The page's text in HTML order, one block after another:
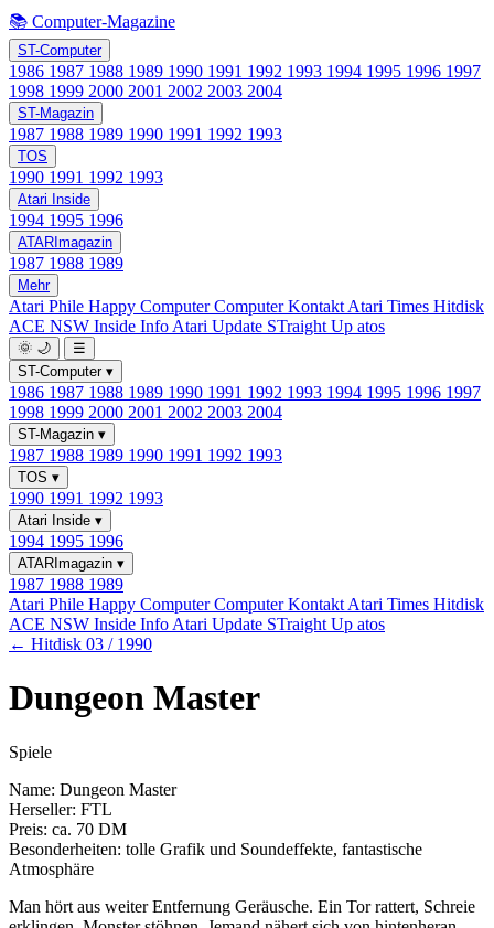
📚 Computer-Magazine
ST-Computer
1986 1987 1988 1989 1990 1991 1992 1993 1994 1995 1996 1997
1998 1999 2000 2001 2002 2003 2004
ST-Magazin
1987 1988 1989 1990 1991 1992 1993
TOS
1990 1991 1992 1993
Atari Inside
1994 1995 1996
ATARImagazin
1987 1988 1989
Mehr
Atari Phile Happy ComputerComputer Kontakt Atari Times Hitdisk
ACE NSW Inside Info Atari Update STraight Up atos
🌞 🌙
☰
ST-Computer ▾
1986 1987 1988 1989 1990 1991 1992 1993 1994 1995 1996 1997
1998 1999 2000 2001 2002 2003 2004
ST-Magazin ▾
1987 1988 1989 1990 1991 1992 1993
TOS ▾
1990 1991 1992 1993
Atari Inside ▾
1994 1995 1996
ATARImagazin ▾
1987 1988 1989
Atari Phile Happy ComputerComputer Kontakt Atari Times Hitdisk
ACE NSW Inside Info Atari Update STraight Up atos
← Hitdisk 03 / 1990
Dungeon Master
Spiele
Name: Dungeon Master
Herseller: FTL
Preis: ca. 70 DM
Besonderheiten: tolle Grafik und Soundeffekte, fantastische
Atmosphäre
Man hört aus weiter Entfernung Geräusche. Ein Tor rattert, Schreie